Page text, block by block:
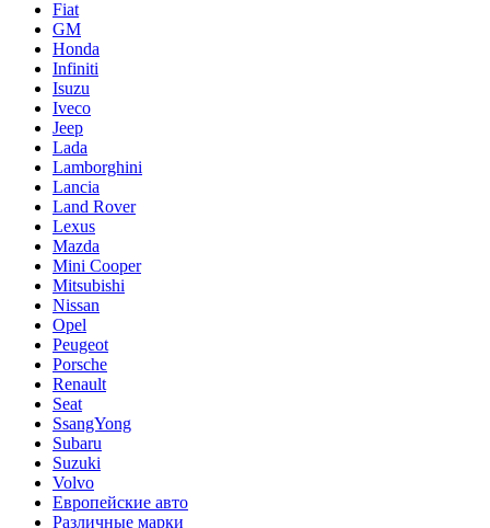
Fiat
GM
Honda
Infiniti
Isuzu
Iveco
Jeep
Lada
Lamborghini
Lancia
Land Rover
Lexus
Mazda
Mini Cooper
Mitsubishi
Nissan
Opel
Peugeot
Porsche
Renault
Seat
SsangYong
Subaru
Suzuki
Volvo
Европейские авто
Различные марки